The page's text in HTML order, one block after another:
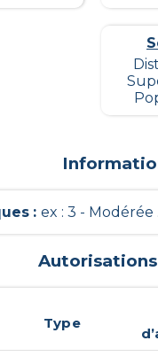
:ex : 3 - Modérée
Type